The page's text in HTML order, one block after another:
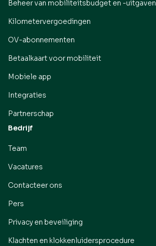
Beheer van mobiliteitsbudget en -uitgaven
Kilometervergoedingen
OV-abonnementen
Betaalkaart voor mobiliteit
Mobiele app
Integraties
Partnerschap
Bedrijf
Team
Vacatures
Contacteer ons
Pers
Privacy en beveiliging
Klachten en klokkenluidersprocedure